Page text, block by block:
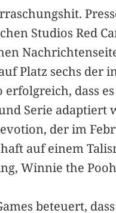
Studios Red
Platz sechs der
erfolgreich, dass
Serie adaptiert
der im
auf einem
Winnie the
beteuert,